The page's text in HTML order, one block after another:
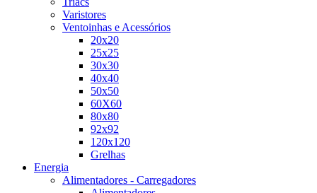
Varistores
Ventoinhas e Acessórios
20x20
25x25
30x30
40x40
50x50
60X60
80x80
92x92
120x120
Grelhas
Energia
Alimentadores - Carregadores